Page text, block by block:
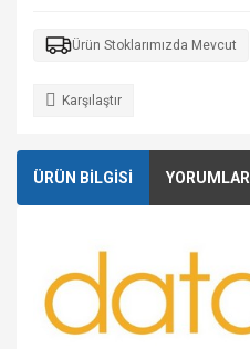
Ürün Stoklarımızda Mevcut
Karşılaştır
ÜRÜN BİLGİSİ YORUMLAR